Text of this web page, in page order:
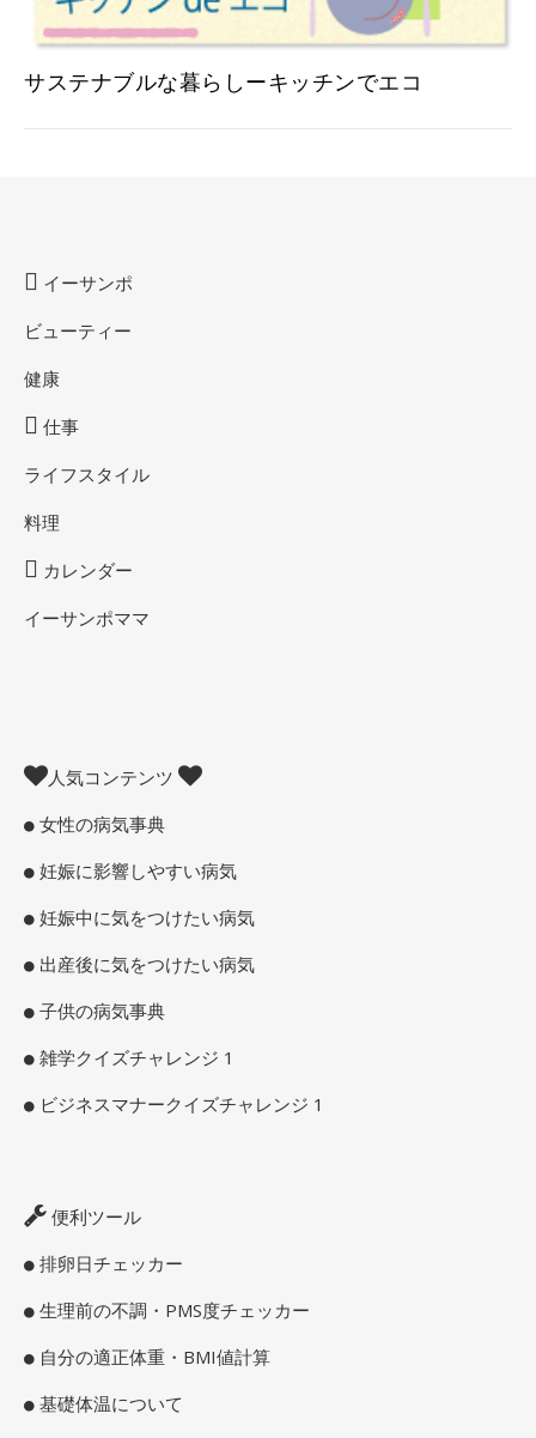
サステナブルな暮らしーキッチンでエコ
イーサンポ
ビューティー
健康
仕事
ライフスタイル
料理
カレンダー
イーサンポママ
人気コンテンツ
女性の病気事典
妊娠に影響しやすい病気
妊娠中に気をつけたい病気
出産後に気をつけたい病気
子供の病気事典
雑学クイズチャレンジ 1
ビジネスマナークイズチャレンジ 1
便利ツール
排卵日チェッカー
生理前の不調・PMS度チェッカー
自分の適正体重・BMI値計算
基礎体温について